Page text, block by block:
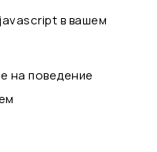
в вашем
на поведение